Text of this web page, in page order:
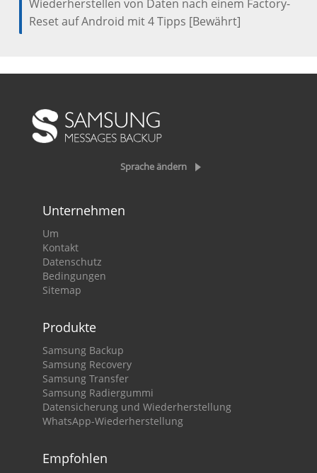
Wiederherstellen von Daten nach einem Factory-
Reset auf Android mit 4 Tipps [Bewährt]
Sprache ändern
Unternehmen
Um
Kontakt
Datenschutz
Bedingungen
Sitemap
Produkte
Samsung Backup
Samsung Recovery
Samsung Transfer
Samsung Radiergummi
Datensicherung und Wiederherstellung
WhatsApp-Wiederherstellung
Empfohlen